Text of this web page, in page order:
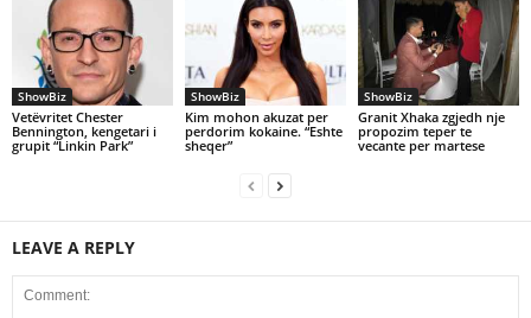
ShowBiz
Vetëvritet Chester
Bennington, kengetari i
grupit “Linkin Park”
ShowBiz
Kim mohon akuzat per
perdorim kokaine. “Eshte
sheqer”
ShowBiz
Granit Xhaka zgjedh nje
propozim teper te
vecante per martese
LEAVE A REPLY